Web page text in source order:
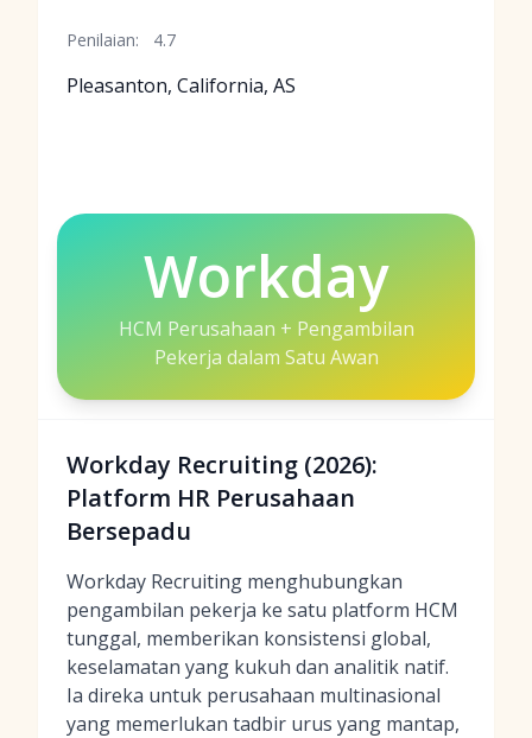
Penilaian: 4.7
Pleasanton, California, AS
Workday
HCM Perusahaan + Pengambilan
Pekerja dalam Satu Awan
Workday Recruiting (2026):
Platform HR Perusahaan
Bersepadu
Workday Recruiting menghubungkan
pengambilan pekerja ke satu platform HCM
tunggal, memberikan konsistensi global,
keselamatan yang kukuh dan analitik natif.
Ia direka untuk perusahaan multinasional
yang memerlukan tadbir urus yang mantap,